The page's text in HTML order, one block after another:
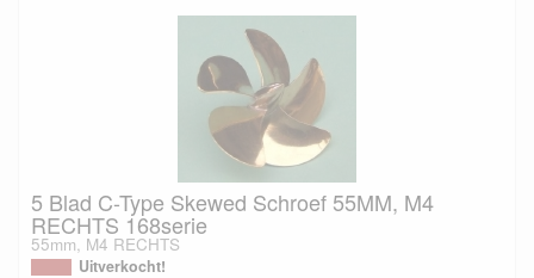
5 Blad C-Type Skewed Schroef 55MM, M4
RECHTS 168serie
55mm, M4 RECHTS
Uitverkocht!